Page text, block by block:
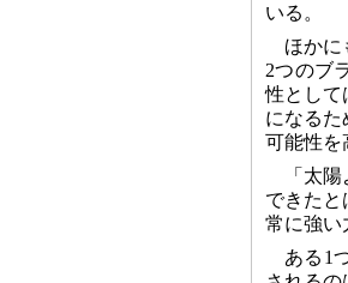
いる。
ほかに
2つのブ
性として
になるた
可能性を
「太
できた
常に強い
ある1